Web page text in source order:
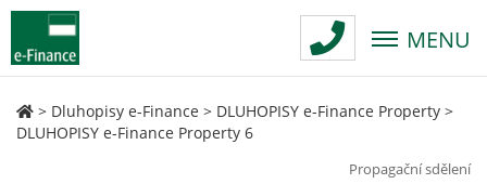
MENU
> Dluhopisy e-Finance > DLUHOPISY e-Finance Property >
DLUHOPISY e-Finance Property 6
Propagační sdělení